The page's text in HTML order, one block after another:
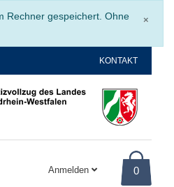
×
Rechner gespeichert. Ohne
KONTAKT
Anmelden 0